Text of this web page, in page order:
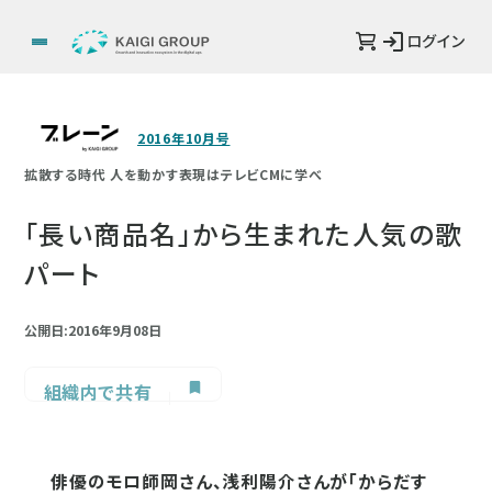
ログイン
2016年10月号
拡散する時代 人を動かす表現はテレビCMに学べ
「長い商品名」から生まれた人気の歌
パート
公開日:2016年9月08日
組織内で共有
俳優のモロ師岡さん、浅利陽介さんが「からだす